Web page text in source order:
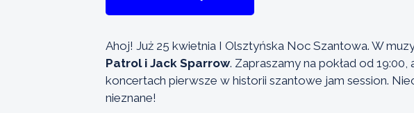
Ahoj! Już 25 kwietnia I Olsztyńska Noc Szantowa. W
Patrol i Jack Sparrow. Zapraszamy na pokład od
koncertach pierwsze w historii szantowe jam session.
nieznane!